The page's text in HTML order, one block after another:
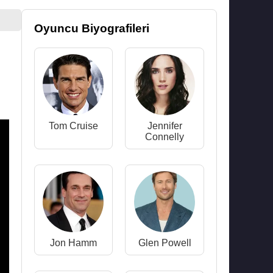
Oyuncu Biyografileri
Tom Cruise
Jennifer
Connelly
Jon Hamm Glen Powell